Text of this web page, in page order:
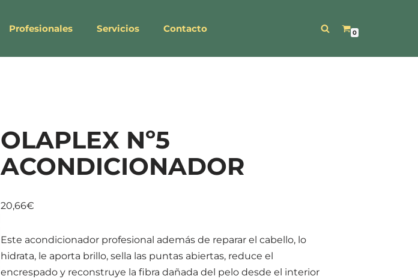
Profesionales Servicios Contacto 0
OLAPLEX Nº5
ACONDICIONADOR
20,66€
Este acondicionador profesional además de reparar el cabello, lo
hidrata, le aporta brillo, sella las puntas abiertas, reduce el
encrespado y reconstruye la fibra dañada del pelo desde el interior